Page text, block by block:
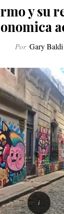
y su
Por Gary Baldi